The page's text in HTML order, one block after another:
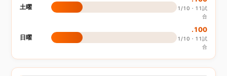
土曜
1/10・11試
合
日曜
.100
1/10・11試
合